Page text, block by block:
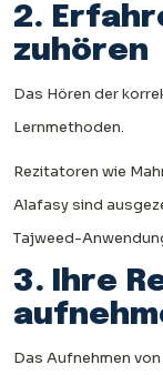
2.
zuhören
Das Hören der
Lernmethoden.
Rezitatoren wie
Alafasy sind
Tajweed-
3. Ihre
Das Aufnehmen